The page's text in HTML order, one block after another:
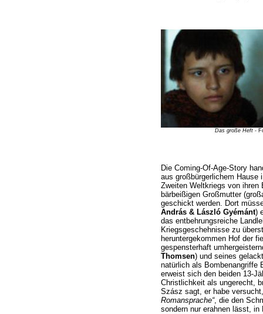
Das große Heft -
Die Coming-Of-Age-Story
aus großbürgerlichem Hause
Zweiten Weltkriegs von ihren
bärbeißigen Großmutter
geschickt werden. Dort
András & László Gyémánt)
das entbehrungsreiche
Kriegsgeschehnisse zu
heruntergekommen Hof der
gespensterhaft
Thomsen) und seines
natürlich als Bombenangriffe
erweist sich den beiden 13-
Christlichkeit als ungerecht,
Szász sagt, er habe
Romansprache“, die den
sondern nur erahnen lässt, in